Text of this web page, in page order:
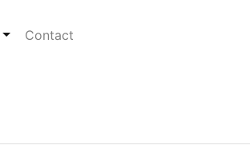
Contact